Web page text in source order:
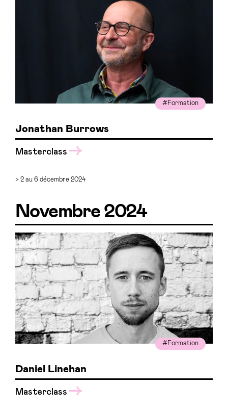
#Formation
Jonathan Burrows
Masterclass
> 2 au 6 décembre 2024
Novembre 2024
#Formation
Daniel Linehan
Masterclass